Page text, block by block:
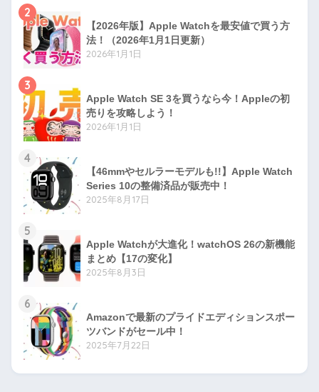
2
【2026年版】Apple Watchを最安値で買う方
法！（2026年1月1日更新）
2026年1月1日
3
Apple Watch SE 3を買うなら今！Appleの初
売りを攻略しよう！
2026年1月1日
4
【46mmやセルラーモデルも!!】Apple Watch
Series 10の整備済品が販売中！
2025年8月17日
5
Apple Watchが大進化！watchOS 26の新機能
まとめ【17の変化】
2025年8月3日
6
Amazonで最新のプライドエディションスポー
ツバンドがセール中！
2025年7月22日